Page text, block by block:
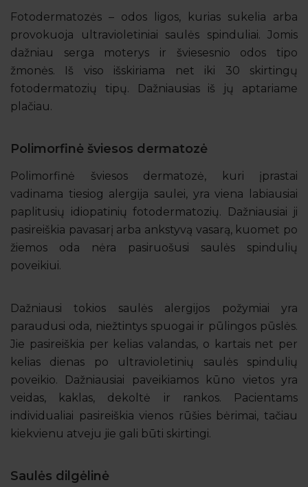
Fotodermatozės – odos ligos, kurias sukelia arba
provokuoja ultravioletiniai saulės spinduliai. Jomis
dažniau serga moterys ir šviesesnio odos tipo
žmonės. Iš viso išskiriama net iki 30 skirtingų
fotodermatozių tipų. Dažniausias iš jų aptariame
plačiau.
Polimorfinė šviesos dermatozė
Polimorfinė šviesos dermatozė, kuri įprastai
vadinama tiesiog alergija saulei, yra viena labiausiai
paplitusių idiopatinių fotodermatozių. Dažniausiai ji
pasireiškia pavasarį arba ankstyvą vasarą, kuomet po
žiemos oda nėra pasiruošusi saulės spindulių
poveikiui.
Dažniausi tokios saulės alergijos požymiai yra
paraudusi oda, niežtintys spuogai ir pūlingos pūslės.
Jie pasireiškia per kelias valandas, o kartais net per
kelias dienas po ultravioletinių saulės spindulių
poveikio. Dažniausiai paveikiamos kūno vietos yra
veidas, kaklas, dekoltė ir rankos. Pacientams
individualiai pasireiškia vienos rūšies bėrimai, tačiau
kiekvienu atveju jie gali būti skirtingi.
Saulės dilgėlinė